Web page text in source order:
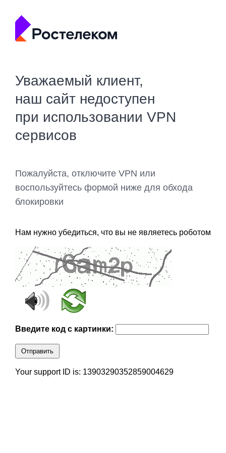
Уважаемый клиент,
наш сайт недоступен
при использовании VPN
сервисов
Пожалуйста, отключите VPN или
воспользуйтесь формой ниже для обхода
блокировки
Нам нужно убедиться, что вы не являетесь роботом
Введите код с картинки:
Отправить
Your support ID is: 13903290352859004629